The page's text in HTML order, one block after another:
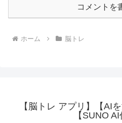
コメントを
ホーム 脳トレ
【脳トレ アプリ】【AI
【SUNO AI